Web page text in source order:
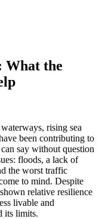
What the
rising sea
been contributing to
say without question
floods, a lack of
the worst traffic
to mind. Despite
relative resilience
livable and
its limits.